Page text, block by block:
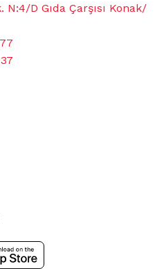
D Gıda Çarşısı Konak/